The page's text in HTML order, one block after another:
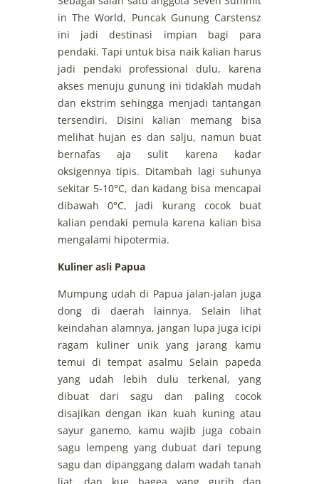
in The World, Puncak Gunung Carstensz
ini jadi destinasi impian bagi para
pendaki. Tapi untuk bisa naik kalian harus
jadi pendaki professional dulu, karena
akses menuju gunung ini tidaklah mudah
dan ekstrim sehingga menjadi tantangan
tersendiri. Disini kalian memang bisa
melihat hujan es dan salju, namun buat
bernafas aja sulit karena kadar
oksigennya tipis. Ditambah lagi suhunya
sekitar 5-10°C, dan kadang bisa mencapai
dibawah 0°C, jadi kurang cocok buat
kalian pendaki pemula karena kalian bisa
mengalami hipotermia.
Kuliner asli Papua
Mumpung udah di Papua jalan-jalan juga
dong di daerah lainnya. Selain lihat
keindahan alamnya, jangan lupa juga icipi
ragam kuliner unik yang jarang kamu
temui di tempat asalmu Selain papeda
yang udah lebih dulu terkenal, yang
dibuat dari sagu dan paling cocok
disajikan dengan ikan kuah kuning atau
sayur ganemo, kamu wajib juga cobain
sagu lempeng yang dubuat dari tepung
sagu dan dipanggang dalam wadah tanah